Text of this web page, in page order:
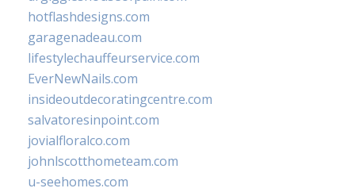
hotflashdesigns.com
garagenadeau.com
lifestylechauffeurservice.com
EverNewNails.com
insideoutdecoratingcentre.com
salvatoresinpoint.com
jovialfloralco.com
johnlscotthometeam.com
u-seehomes.com